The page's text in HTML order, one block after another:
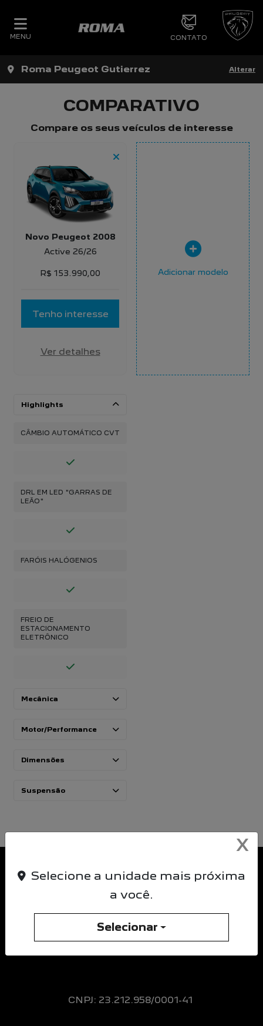
MENU CONTATO
Roma Peugeot Gutierrez Alterar
COMPARATIVO
Compare os seus veículos de interesse
Novo Peugeot 2008
Active 26/26
R$ 153.990,00
Tenho interesse
Ver detalhes
Adicionar modelo
Highlights
CÂMBIO AUTOMÁTICO CVT
DRL EM LED "GARRAS DE
LEÃO"
FARÓIS HALÓGENIOS
FREIO DE
ESTACIONAMENTO
ELETRÔNICO
Mecânica
Motor/Performance
Dimensões
Suspensão
CNPJ: 23.212.958/0001-41
X
Selecione a unidade mais próxima
a você.
Selecionar